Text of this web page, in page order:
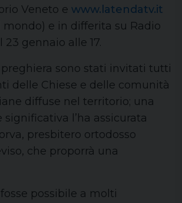
Veneto e www.latendatv.it
mondo) e in differita su Radio
23 gennaio alle 17.
preghiera sono stati invitati tutti
delle Chiese e delle comunità
diffuse nel territorio; una
significativa l’ha assicurata
presbitero ortodosso
che proporrà una
possibile a molti